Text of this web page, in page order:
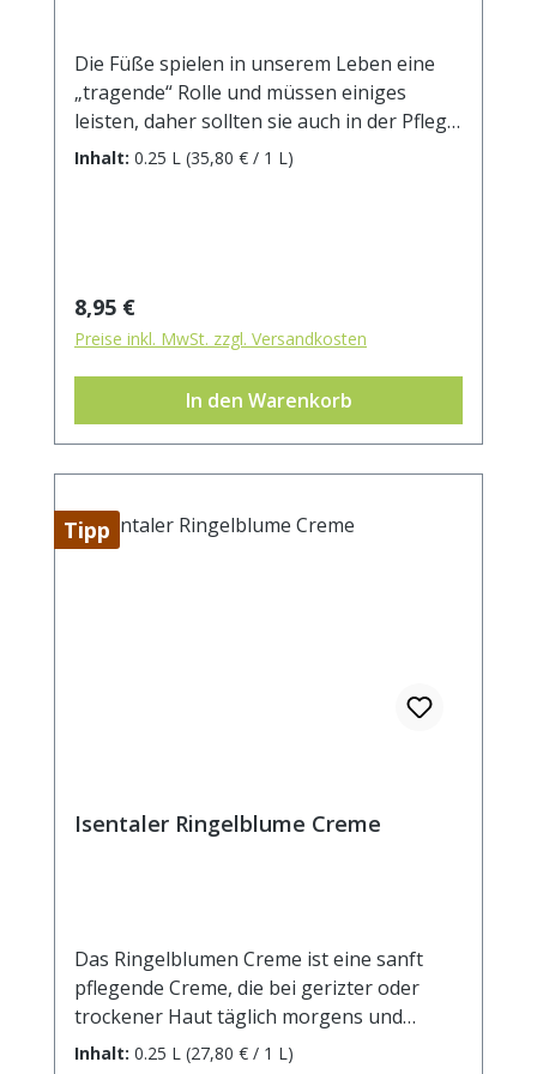
Die Füße spielen in unserem Leben eine
„tragende“ Rolle und müssen einiges
leisten, daher sollten sie auch in der Pflege
mit Aufmerksamkeit bedacht werden.
regelmäßiger Anwenung mehrmals täglich
die Hornhaut. Sie zieht schnell ein und
fettet nicht. Ingredients: Aqua, Urea,
Glycerin, Alcohol denat., Olea Europaea
Fruit Oil, Sodium Polyacrylate, Benzyl
Alcohol, Ethylhexyl Stearate, Caprylyl
Alternifolia Leaf Oil, D-Limonene, Arnica
Montana Flower Extract, Helianthus
Inhalt: 0.25 L (35,80 € / 1 L)
Regulärer Preis:
8,95 €
Preise inkl. MwSt. zzgl. Versandkosten
In den Warenkorb
Tipp
Isentaler Ringelblume Creme
Das Ringelblumen Creme ist eine sanft
pflegende Creme, die bei gerizter oder
trockener Haut täglich morgens und
abends sanft einmassiert werden sollte.
Inhalt: 0.25 L (27,80 € / 1 L)